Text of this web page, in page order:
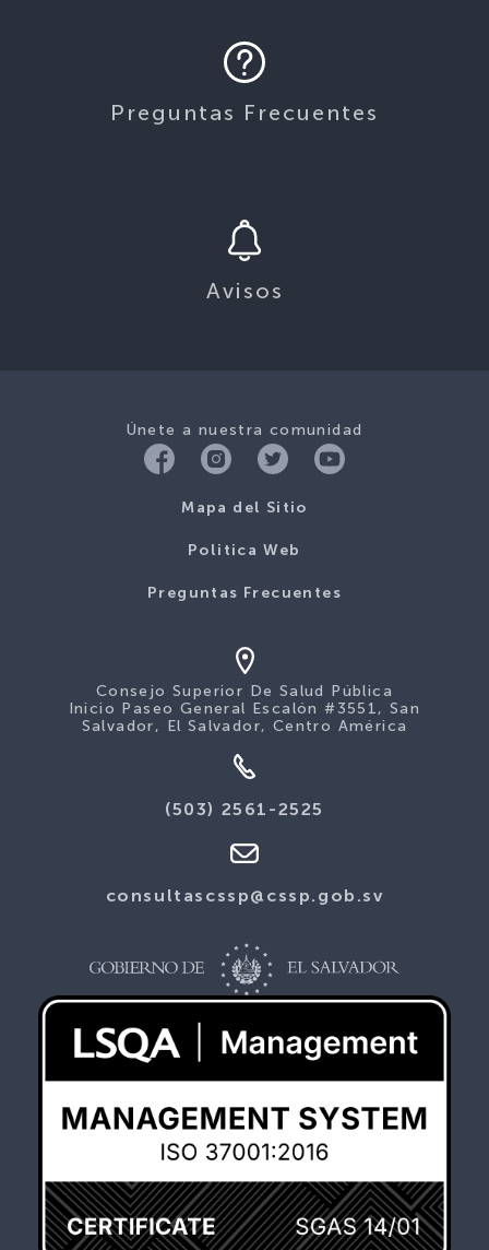
Preguntas Frecuentes
Avisos
Únete a nuestra comunidad
Mapa del Sitio
Politica Web
Preguntas Frecuentes
Consejo Superior De Salud Pública
Inicio Paseo General Escalón #3551, San
Salvador, El Salvador, Centro América
(503) 2561-2525
consultascssp@cssp.gob.sv